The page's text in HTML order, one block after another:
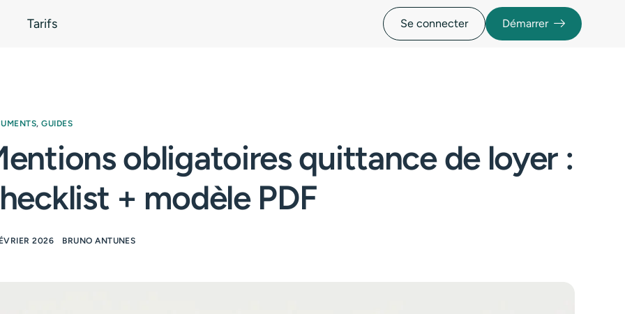
Tarifs Se connecter Démarrer
,GUIDES
obligatoires quittance de loyer :
+ modèle PDF
2026 BRUNO ANTUNES